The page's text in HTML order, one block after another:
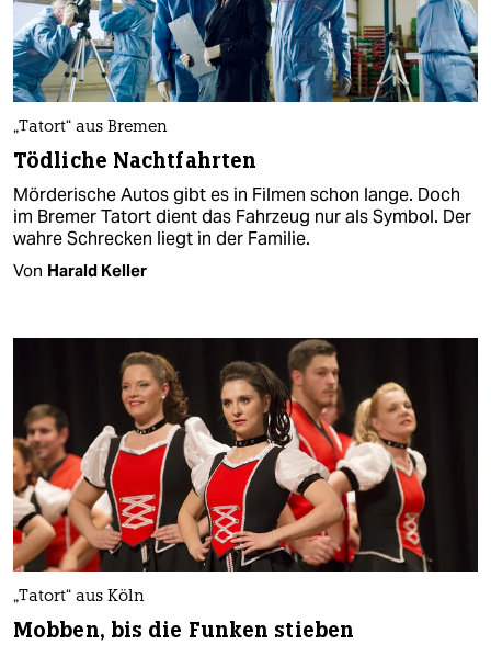
„Tatort“ aus Bremen
Tödliche Nachtfahrten
Mörderische Autos gibt es in Filmen schon lange. Doch
im Bremer Tatort dient das Fahrzeug nur als Symbol. Der
wahre Schrecken liegt in der Familie.
Von Harald Keller
„Tatort“ aus Köln
Mobben, bis die Funken stieben